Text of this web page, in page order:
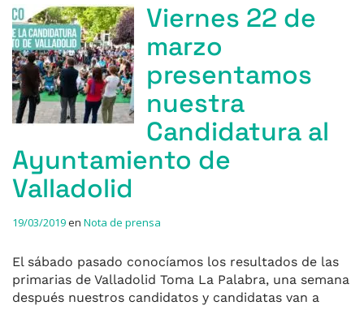
Viernes 22 de
marzo
presentamos
nuestra
Candidatura al
Ayuntamiento de
Valladolid
19/03/2019en Nota de prensa
El sábado pasado conocíamos los resultados de las
primarias de Valladolid Toma La Palabra, una semana
después nuestros candidatos y candidatas van a